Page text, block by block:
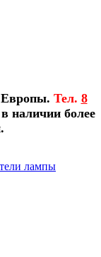
Европы. Тел. 8
наличии более
лампы